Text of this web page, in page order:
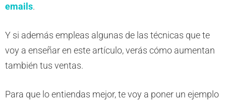
emails.
Y si además empleas algunas de las técnicas que te
voy a enseñar en este artículo, verás cómo aumentan
también tus ventas.
Para que lo entiendas mejor, te voy a poner un ejemplo